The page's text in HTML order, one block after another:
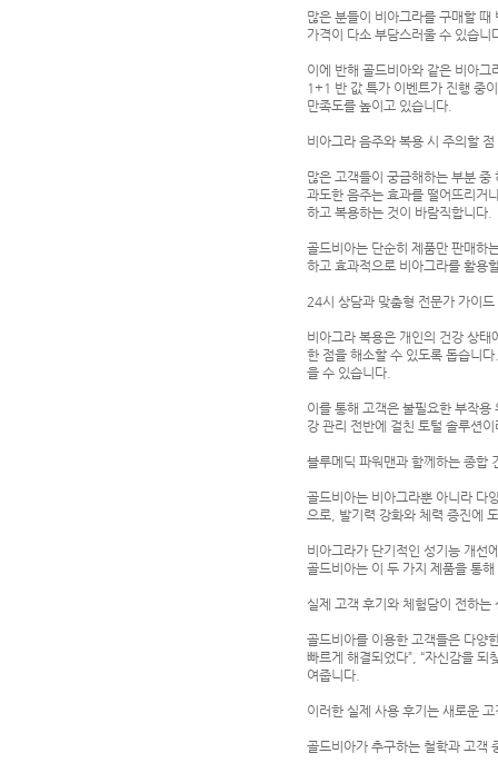
많은 분들이 비아그라를 구매할
가격이 다소 부담스러울 수 있습
이에 반해 골드비아와 같은 비아
1+1 반 값 특가 이벤트가 진행 중
만족도를 높이고 있습니다.
비아그라 음주와 복용 시 주의할 점
많은 고객들이 궁금해하는 부분
과도한 음주는 효과를 떨어뜨리거
하고 복용하는 것이 바람직합니다.
골드비아는 단순히 제품만 판매하
하고 효과적으로 비아그라를 활용
24시 상담과 맞춤형 전문가 가이드
비아그라 복용은 개인의 건강 상
한 점을 해소할 수 있도록 돕습니
을 수 있습니다.
이를 통해 고객은 불필요한 부작
강 관리 전반에 걸친 토털 솔루션
블루메딕 파워맨과 함께하는 종합
골드비아는 비아그라뿐 아니라 다
으로, 발기력 강화와 체력 증진에
비아그라가 단기적인 성기능 개선
골드비아는 이 두 가지 제품을 통
실제 고객 후기와 체험담이 전하는
골드비아를 이용한 고객들은 다양
빠르게 해결되었다”, “자신감을
여줍니다.
이러한 실제 사용 후기는 새로운
골드비아가 추구하는 철학과 고객